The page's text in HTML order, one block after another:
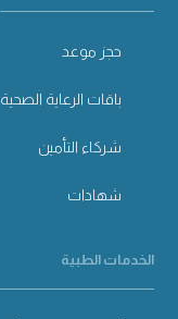
حجز موعد
باقات الرعاية الصحية
شركاء التأمين
شهادات
الخدمات الطبية